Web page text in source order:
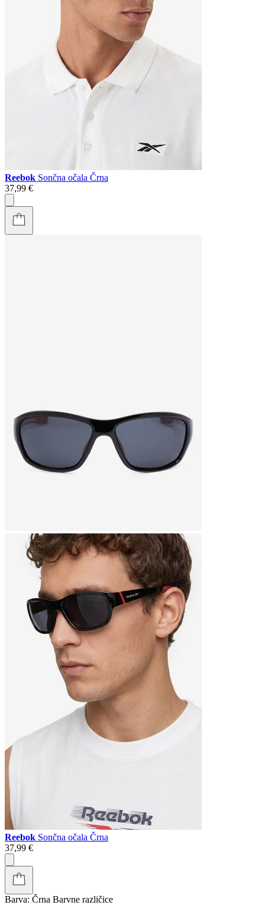
Reebok Sončna očala Črna
37,99 €
Reebok Sončna očala Črna
37,99 €
Barva: Črna Barvne različice